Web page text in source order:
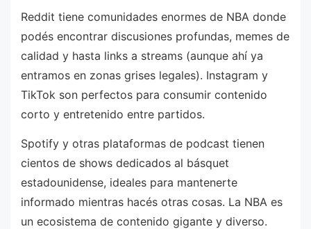
Reddit tiene comunidades enormes de NBA donde
podés encontrar discusiones profundas, memes de
calidad y hasta links a streams (aunque ahí ya
entramos en zonas grises legales). Instagram y
TikTok son perfectos para consumir contenido
corto y entretenido entre partidos.
Spotify y otras plataformas de podcast tienen
cientos de shows dedicados al básquet
estadounidense, ideales para mantenerte
informado mientras hacés otras cosas. La NBA es
un ecosistema de contenido gigante y diverso.